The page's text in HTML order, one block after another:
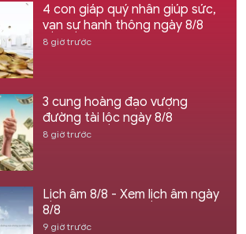
4 con giáp quý nhân giúp sức,
vạn sự hanh thông ngày 8/8
8 giờ trước
3 cung hoàng đạo vượng
đường tài lộc ngày 8/8
8 giờ trước
Lịch âm 8/8 - Xem lịch âm ngày
8/8
9 giờ trước